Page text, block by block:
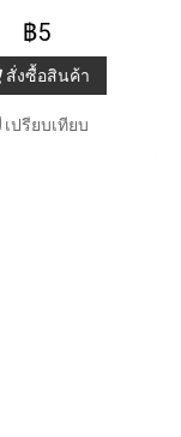
฿5
สั่งซื้อสินค้า
เปรียบเทียบ